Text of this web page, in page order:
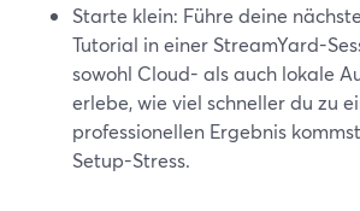
Starte klein: Führe deine
Tutorial in einer StreamYard-
sowohl Cloud- als auch lokale
erlebe, wie viel schneller du zu
professionellen Ergebnis
Setup-Stress.